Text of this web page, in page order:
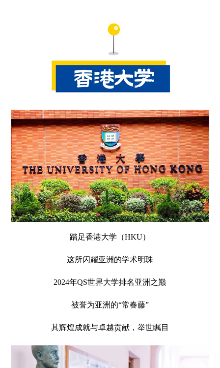
踏足香港大学（HKU）
这所闪耀亚洲的学术明珠
2024年QS世界大学排名亚洲之巅
被誉为亚洲的“常春藤”
其辉煌成就与卓越贡献，举世瞩目